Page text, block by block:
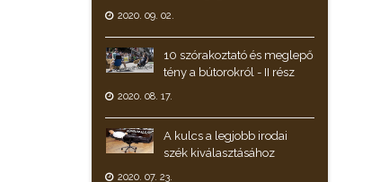
2020. 09. 02.
10 szórakoztató és meglepő
tény a bútorokról - II rész
2020. 08. 17.
A kulcs a legjobb irodai
szék kiválasztásához
2020. 07. 23.